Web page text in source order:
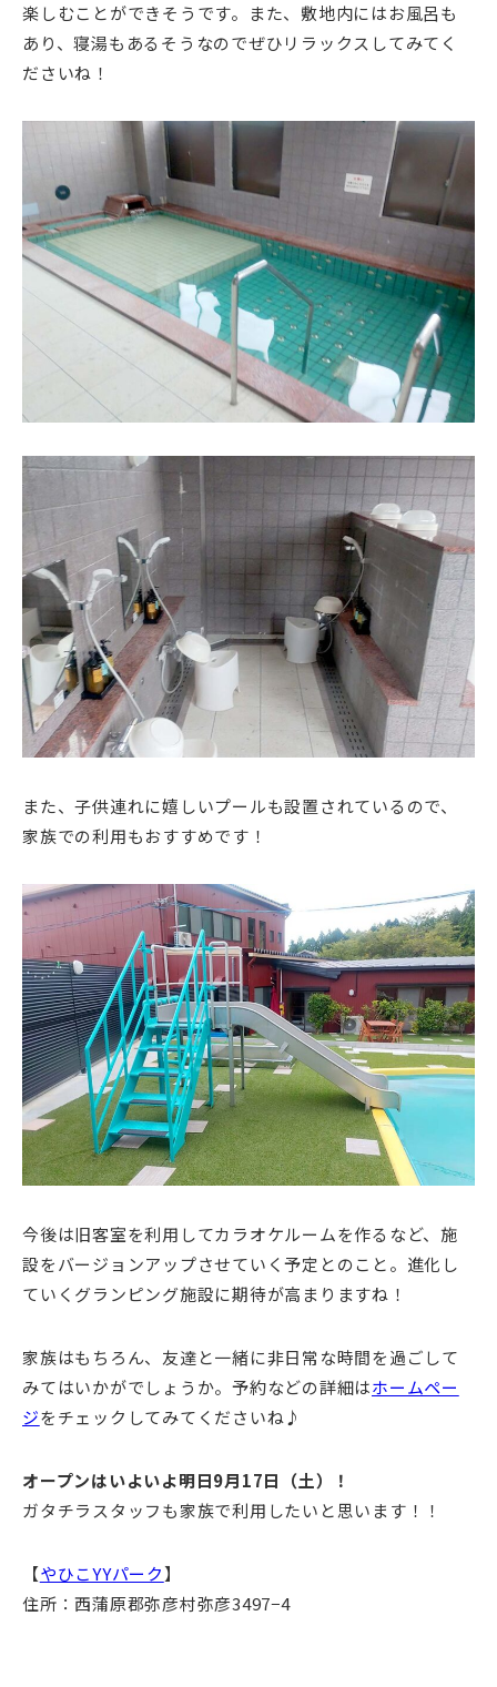
楽しむことができそうです。また、敷地内にはお風呂も
あり、寝湯もあるそうなのでぜひリラックスしてみてく
ださいね！
また、子供連れに嬉しいプールも設置されているので、
家族での利用もおすすめです！
今後は旧客室を利用してカラオケルームを作るなど、施
設をバージョンアップさせていく予定とのこと。進化し
ていくグランピング施設に期待が高まりますね！
家族はもちろん、友達と一緒に非日常な時間を過ごして
みてはいかがでしょうか。予約などの詳細はホームペー
ジをチェックしてみてくださいね♪
オープンはいよいよ明日9月17日（土）！
ガタチラスタッフも家族で利用したいと思います！！
【やひこYYパーク】
住所：西蒲原郡弥彦村弥彦3497−4